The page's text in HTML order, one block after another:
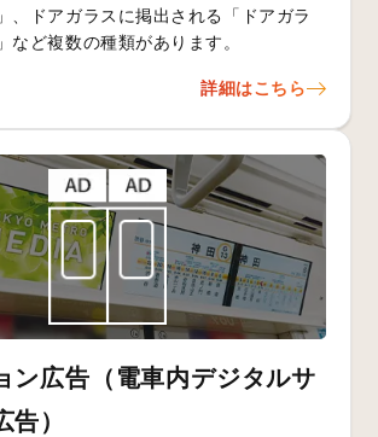
、ドアガラスに掲出される「ドアガラ
など複数の種類があります。
詳細はこちら
ン広告（電車内デジタルサ
告）